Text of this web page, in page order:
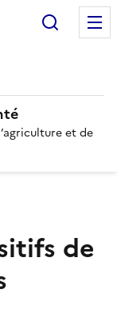
et de
de